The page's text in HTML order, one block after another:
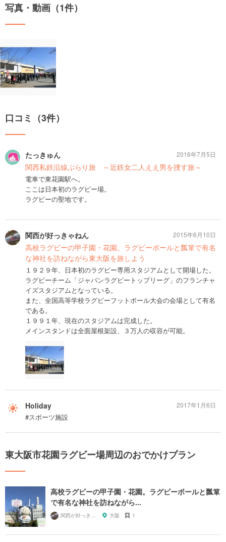
写真・動画（1件）
口コミ（3件）
たっきゅん
関西私鉄沿線ぶらり旅 ～近鉄女二人ええ男を捜す旅～
電車で東花園駅へ。
ここは日本初のラグビー場。
ラグビーの聖地です。
2016年7月5日
関西が好っきゃねん
高校ラグビーの甲子園・花園。ラグビーボールと瓢箪で有名
な神社を訪ねながら東大阪を旅しよう
１９２９年、日本初のラグビー専用スタジアムとして開場した。
ラグビーチーム「ジャパンラグビートップリーグ」のフランチャ
イズスタジアムとなっている。
また、全国高等学校ラグビーフットボール大会の会場として有名
である。
１９９１年、現在のスタジアムは完成した。
メインスタンドは全面屋根架設、３万人の収容が可能。
2015年6月10日
Holiday
#スポーツ施設
2017年1月6日
東大阪市花園ラグビー場周辺のおでかけプラン
高校ラグビーの甲子園・花園。ラグビーボールと瓢箪
で有名な神社を訪ねながら...
関西が好っきゃねん 大阪 1